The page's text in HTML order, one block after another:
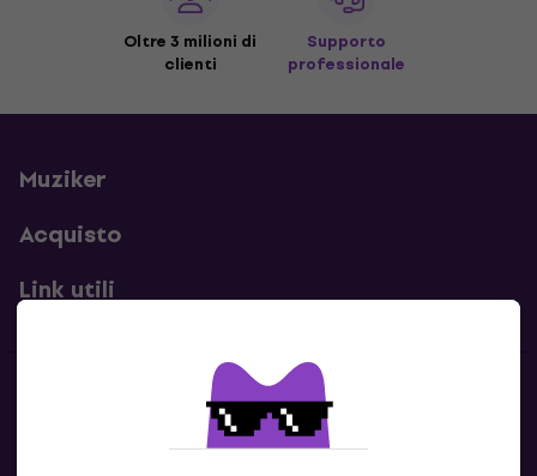
Oltre 3 milioni di
clienti
Supporto
professionale
Muziker
Acquisto
Link utili
Contatti
Contattaci